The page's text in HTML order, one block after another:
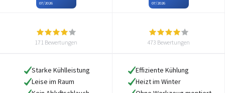
07/2026 07/2026
171 Bewertungen 473 Bewertungen
Starke Kühlleistung
Leise im Raum
Effiziente Kühlung
Heizt im Winter